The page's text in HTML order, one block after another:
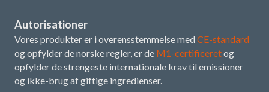
Autorisationer
Vores produkter er i overensstemmelse med CE-standard
og opfylder de norske regler, er de M1-certificeretog
opfylder de strengeste internationale krav til emissioner
og ikke-brug af giftige ingredienser.